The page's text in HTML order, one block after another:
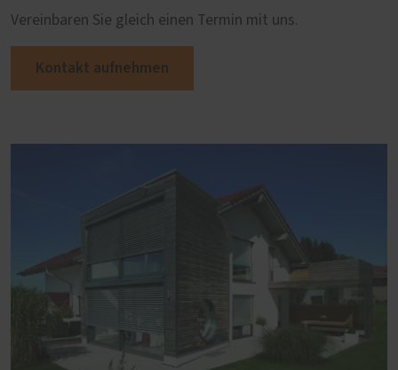
Vereinbaren Sie gleich einen Termin mit uns.
Kontakt aufnehmen